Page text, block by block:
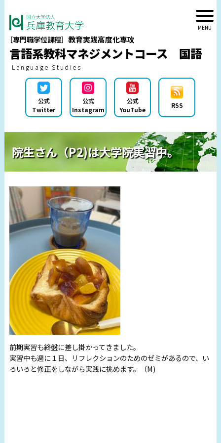
［専門職学位課程］ 教育実践高度化専攻
言語系教科マネジメントコース 国語
Language Studies
公式
Twitter
公式
Instagram
公式
YouTube
RSS
院生さん（P2)は大学院実習中。
前期実習も終盤に差し掛かってきました。
実習中も週に１日、リフレクションのためのゼミがあるので、い
ろいろと修正をしながら実践に挑めます。（M)